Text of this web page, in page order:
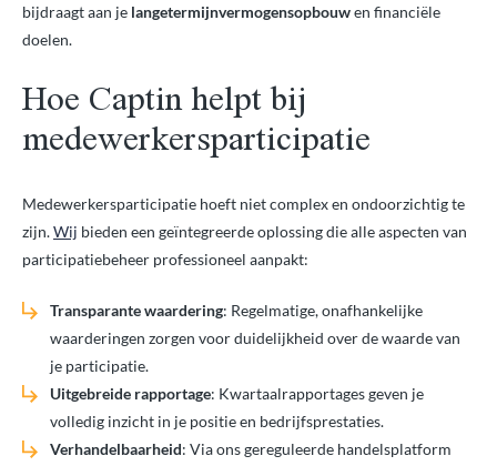
bijdraagt aan je langetermijnvermogensopbouwen financiële
doelen.
Hoe Captin helpt bij
medewerkersparticipatie
Medewerkersparticipatie hoeft niet complex en ondoorzichtig te
zijn.Wij bieden een geïntegreerde oplossing die alle aspecten van
participatiebeheer professioneel aanpakt:
Transparante waardering: Regelmatige, onafhankelijke
waarderingen zorgen voor duidelijkheid over de waarde van
je participatie.
Uitgebreide rapportage: Kwartaalrapportages geven je
volledig inzicht in je positie en bedrijfsprestaties.
Verhandelbaarheid: Via ons gereguleerde handelsplatform